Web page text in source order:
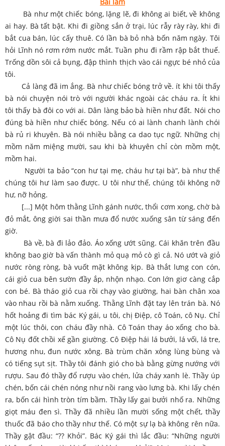
Bà như một chiếc bóng, lặng lẽ, đi không ai biết, về không
ai hay. Bà tất bật. Khi đi giồng sắn ở trại, lúc rẫy rày rày, khi đi
bắt cua bán, lúc cấy thuê. Có lần bà bỏ nhà bốn năm ngày. Tôi
hỏi Lĩnh nó rơm rớm nước mắt. Tuần phu đi rầm rập bắt thuế.
Trống dồn sôi cả bụng, đập thình thịch vào cái ngực bé nhỏ của
tôi.
Cả làng đã im ắng. Bà như chiếc bóng trở về. ít khi tôi thấy
bà nói chuyện nói trò với người khác ngoài các cháu ra. Ít khi
tôi thấy bà đôi co với ai. Dân làng bảo bà hiền như đất. Nói cho
đúng bà hiền như chiếc bóng. Nếu có ai lành chanh lành chói
bà rủ ri khuyên. Bà nói nhiều bằng ca dao tục ngữ. Những chị
mồm năm miệng mười, sau khi bà khuyên chỉ còn mồm một,
mồm hai.
Người ta bảo “con hư tại mẹ, cháu hư tại bà”, bà như thế
chúng tôi hư làm sao được. U tôi như thế, chúng tôi không nỡ
hư, nỡ hỏng.
[...] Một hôm thằng Lĩnh gánh nước, thổi cơm xong, chờ bà
đỏ mắt, ông giời sai thần mưa đổ nước xuống sân từ sáng đến
giờ.
Bà về, bà đi lảo đảo. Áo xống ướt sũng. Cái khăn trên đầu
không bao giờ bà vấn thành mỏ quạ mỏ cò gì cả. Nó ướt và giỏ
nước ròng ròng, bà vuốt mặt không kịp. Bà thắt lưng con cón,
cái giỏ cua bên sườn đầy ắp, nhộn nhạo. Con lớn giơ càng cắp
con bé. Bà tháo giỏ cua rồi chạy vào giường, hai bàn chân xoa
vào nhau rồi bà nằm xuống. Thằng Lĩnh đặt tay lên trán bà. Nó
hốt hoảng đi tìm bác Ký gái, u tôi, chị Điệp, cô Toán, cô Nụ. Chỉ
một lúc thôi, con cháu đầy nhà. Cô Toán thay áo xống cho bà.
Cô Nụ đốt chồi xế gần giường. Cô Điệp hái lá bưởi, lá vối, lá tre,
hương nhu, đun nước xông. Bà trùm chăn xông lùng bùng và
có tiếng sụt sịt. Thầy tôi đánh gió cho bà bằng gừng nướng với
rượu. Sau đó thầy đổ rượu vào chén, lửa cháy xanh lè. Thầy úp
chén, bốn cái chén nóng như nồi rang vào lưng bà. Khi lấy chén
ra, bốn cái hình tròn tím bầm. Thầy lấy gai bưởi nhố ra. Những
giọt máu đen sì. Thầy đã nhiều lần mười sống một chết, thầy
thuốc đã báo cho thầy như thế. Có một sự lạ bà không rên nữa.
Thầy gật đầu: “?? Khỏi”. Bác Ký gái thì lắc đầu: “Những người